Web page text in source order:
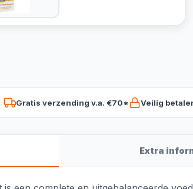
Gratis verzending v.a. €70* Veilig
Extra